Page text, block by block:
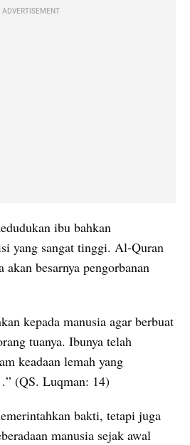
ADVERTISEMENT
ibu bahkan
yang sangat tinggi. Al-Quran
besarnya pengorbanan
kepada manusia agar berbuat
tuanya. Ibunya telah
keadaan lemah yang
(QS. Luqman: 14)
bakti, tetapi juga
manusia sejak awal